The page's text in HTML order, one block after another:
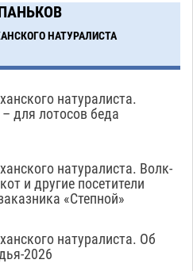
встал на сторону МЧС в
07.08
НАТУРАЛИСТА
натуралиста.
для лотосов беда
натуралиста. Волк-
и другие посетители
«Степной»
натуралиста. Об
2026